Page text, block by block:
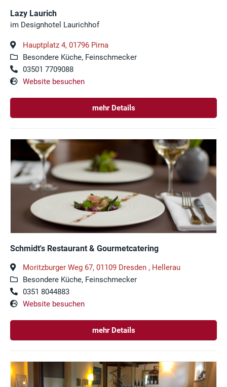
Lazy Laurich
im Designhotel Laurichhof
Hauptplatz 4, 01796 Pirna
Besondere Küche, Feinschmecker
03501 7709088
Website besuchen
mehr Details
Schmidt's Restaurant & Gourmetcatering
Moritzburger Weg 67, 01109 Dresden , Hellerau
Besondere Küche, Feinschmecker
0351 8044883
Website besuchen
mehr Details